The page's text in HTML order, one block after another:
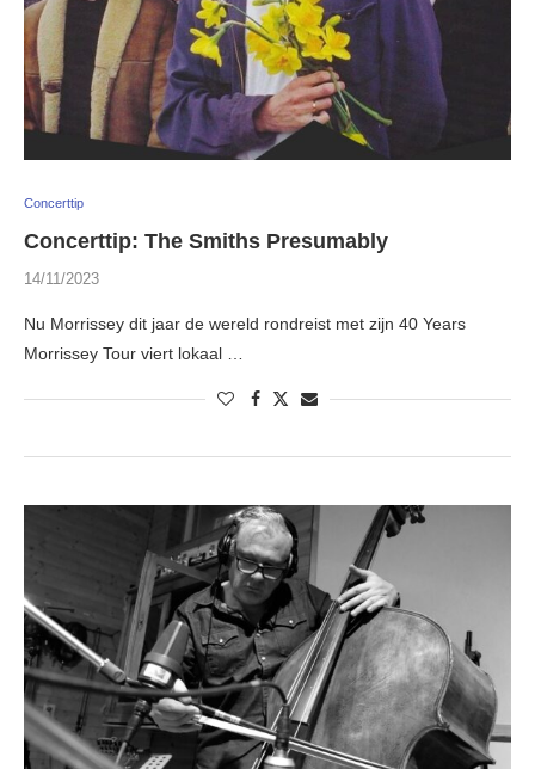
Concerttip
Concerttip: The Smiths Presumably
14/11/2023
Nu Morrissey dit jaar de wereld rondreist met zijn 40 Years
Morrissey Tour viert lokaal …